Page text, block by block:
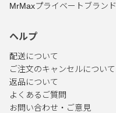
MrMaxプライベートブランド
ヘルプ
配送について
ご注文のキャンセルについて
返品について
よくあるご質問
お問い合わせ・ご意見